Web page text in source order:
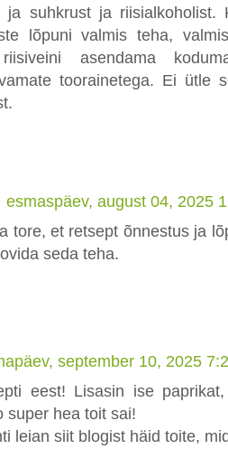
ja suhkrust ja
lõpuni valmis teha,
asendama
toorainetega. Ei ütle
esmaspäev, august 04, 2025
tore, et retsept õnnestus ja
seda teha.
september 10, 2025
eest! Lisasin ise
super hea toit sai!
leian siit blogist häid toite,